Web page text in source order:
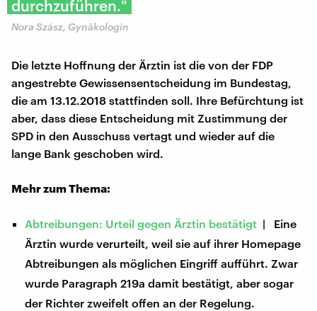
durchzuführen."
Nora Szász, Gynäkologin
Die letzte Hoffnung der Ärztin ist die von der FDP
angestrebte Gewissensentscheidung im Bundestag,
die am 13.12.2018 stattfinden soll. Ihre Befürchtung ist
aber, dass diese Entscheidung mit Zustimmung der
SPD in den Ausschuss vertagt und wieder auf die
lange Bank geschoben wird.
Mehr zum Thema:
Abtreibungen: Urteil gegen Ärztin bestätigt | Eine
Ärztin wurde verurteilt, weil sie auf ihrer Homepage
Abtreibungen als möglichen Eingriff aufführt. Zwar
wurde Paragraph 219a damit bestätigt, aber sogar
der Richter zweifelt offen an der Regelung.